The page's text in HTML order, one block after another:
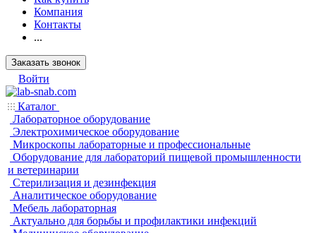
Компания
Контакты
...
Заказать звонок
Войти
Каталог
Лабораторное оборудование
Электрохимическое оборудование
Микроскопы лабораторные и профессиональные
Оборудование для лабораторий пищевой промышленности
и ветеринарии
Стерилизация и дезинфекция
Аналитическое оборудование
Мебель лабораторная
Актуально для борьбы и профилактики инфекций